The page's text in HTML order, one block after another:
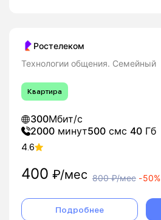
Ростелеком
Технологии общения. Семейный
Квартира
300Мбит/с
2000 минут500 смс 40 Гб
4.6
400 ₽/мес 800₽/мес -50%
Подробнее